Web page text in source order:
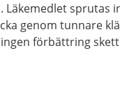
sprutas
genom tunnare
förbättring